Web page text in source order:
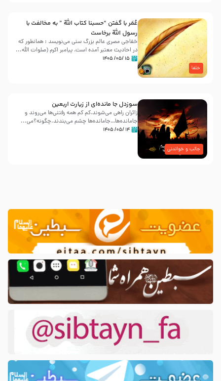
خلفا
عُمَر با گفتن “حسبنا كتاب اللّه ” به مخالفت با
رسول اللّه برخاست
خفاجی مصری عالم بزرگ سنی می‌نویسد : همانطور که
در احادیث معتبر آمده است، پیامبر اکرم (صلوات اللّه...
۱۵ /۰۵/ ۱۴۰۵
جالب و خواندنی
سوزدل جا مانده‌ای از زیارت اربعین
زائران راهی می‌شوند،کم‌ کم همه رفتنی‌ها می‌روند و
جامانده‌ها…جامانده‌ها چشم می‌بندند.چگونه؟می‌...
۱۴ /۰۵/ ۱۴۰۵